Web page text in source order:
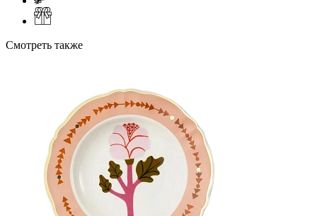
Смотреть также